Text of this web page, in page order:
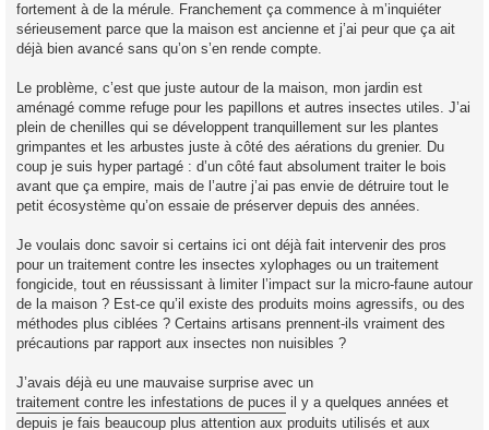
fortement à de la mérule. Franchement ça commence à m’inquiéter
sérieusement parce que la maison est ancienne et j’ai peur que ça ait
déjà bien avancé sans qu’on s’en rende compte.
Le problème, c’est que juste autour de la maison, mon jardin est
aménagé comme refuge pour les papillons et autres insectes utiles. J’ai
plein de chenilles qui se développent tranquillement sur les plantes
grimpantes et les arbustes juste à côté des aérations du grenier. Du
coup je suis hyper partagé : d’un côté faut absolument traiter le bois
avant que ça empire, mais de l’autre j’ai pas envie de détruire tout le
petit écosystème qu’on essaie de préserver depuis des années.
Je voulais donc savoir si certains ici ont déjà fait intervenir des pros
pour un traitement contre les insectes xylophages ou un traitement
fongicide, tout en réussissant à limiter l’impact sur la micro-faune autour
de la maison ? Est-ce qu’il existe des produits moins agressifs, ou des
méthodes plus ciblées ? Certains artisans prennent-ils vraiment des
précautions par rapport aux insectes non nuisibles ?
J’avais déjà eu une mauvaise surprise avec un
traitement contre les infestations de puces il y a quelques années et
depuis je fais beaucoup plus attention aux produits utilisés et aux